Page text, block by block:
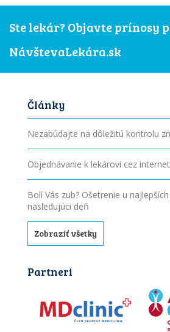
Ste lekár? Objavte prínosy
NávštevaLekára.sk
Články
Nezabúdajte na dôležitú kontrolu
Objednávanie k lekárovi cez internet
Bolí Vás zub? Ošetrenie u
nasledujúci deň
Zobraziť všetky
Partneri